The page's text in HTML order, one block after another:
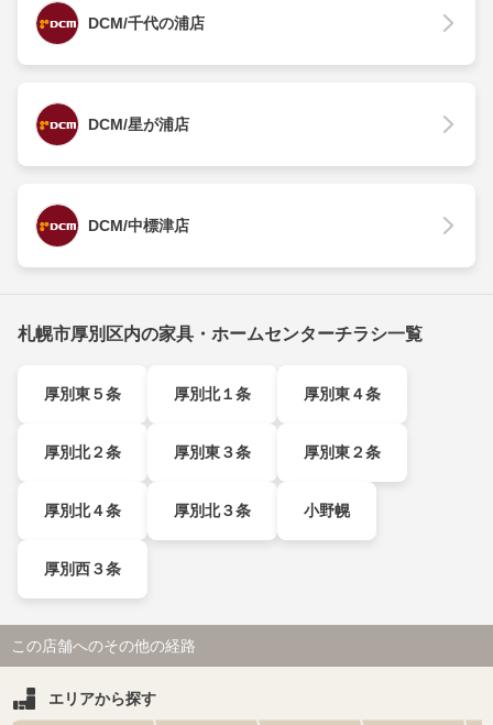
DCM/千代の浦店
DCM/星が浦店
DCM/中標津店
札幌市厚別区内の家具・ホームセンターチラシ一覧
厚別東５条 厚別北１条 厚別東４条
厚別北２条 厚別東３条 厚別東２条
厚別北４条 厚別北３条 小野幌
厚別西３条
この店舗へのその他の経路
エリアから探す